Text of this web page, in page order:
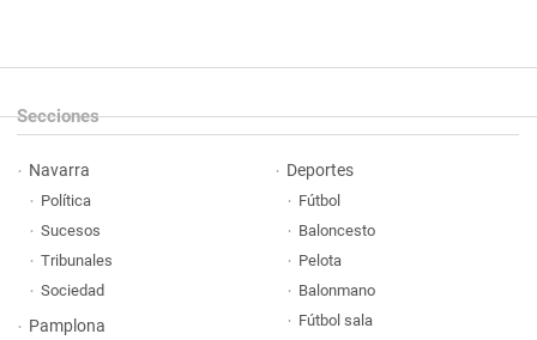
Secciones
Navarra
Política
Sucesos
Tribunales
Sociedad
Pamplona
Deportes
Fútbol
Baloncesto
Pelota
Balonmano
Fútbol sala